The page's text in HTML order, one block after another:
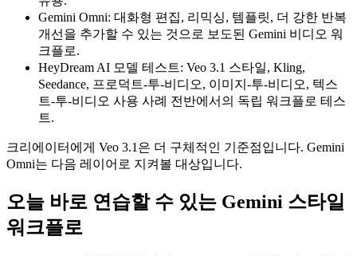
Gemini Omni: 대화형 편집, 리믹싱, 템플릿, 더 강한 반복
개선을 추가할 수 있는 것으로 보도된 Gemini 비디오 워
크플로.
HeyDream AI 모델 테스트: Veo 3.1 스타일, Kling,
Seedance, 프로덕트-투-비디오, 이미지-투-비디오, 텍스
트-투-비디오 사용 사례 전반에서의 독립 워크플로 테스
트.
크리에이터에게 Veo 3.1은 더 구체적인 기준점입니다. Gemini
Omni는 다음 레이어로 지켜볼 대상입니다.
오늘 바로 연습할 수 있는 Gemini 스타일
워크플로